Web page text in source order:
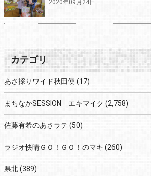
2020年09月24日
カテゴリ
あさ採りワイド秋田便 (17)
まちなかSESSION エキマイク (2,758)
佐藤有希のあさラテ (50)
ラジオ快晴ＧＯ！ＧＯ！のマキ (260)
県北(389)